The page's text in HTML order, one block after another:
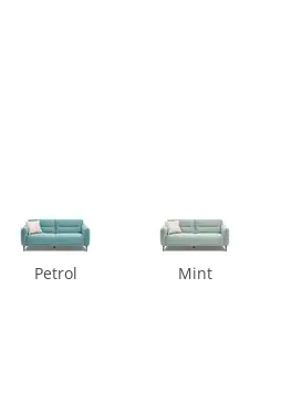
Petrol Mint